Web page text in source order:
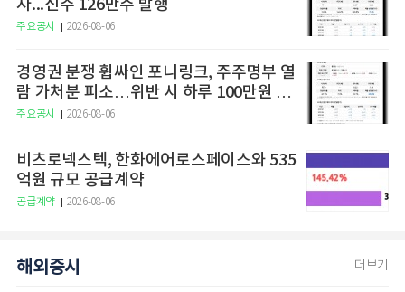
자...신주 126만주 발행
주요공시 2026-08-06
경영권 분쟁 휩싸인 포니링크, 주주명부 열
람 가처분 피소…위반 시 하루 100만원 청
구
주요공시 2026-08-06
비츠로넥스텍, 한화에어로스페이스와 535
억원 규모 공급계약
공급계약 2026-08-06
해외증시 더보기